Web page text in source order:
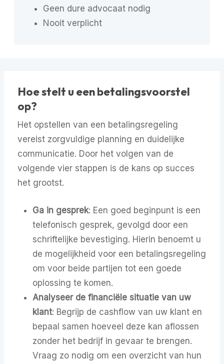
Geen dure advocaat nodig
Nooit verplicht
Hoe stelt u een betalingsvoorstel
op?
Het opstellen van een betalingsregeling
vereist zorgvuldige planning en duidelijke
communicatie. Door het volgen van de
volgende vier stappen is de kans op succes
het grootst.
Ga in gesprek: Een goed beginpunt is een
telefonisch gesprek, gevolgd door een
schriftelijke bevestiging. Hierin benoemt u
de mogelijkheid voor een betalingsregeling
om voor beide partijen tot een goede
oplossing te komen.
Analyseer de financiële situatie van uw
klant: Begrijp de cashflow van uw klant en
bepaal samen hoeveel deze kan aflossen
zonder het bedrijf in gevaar te brengen.
Vraag zo nodig om een overzicht van hun